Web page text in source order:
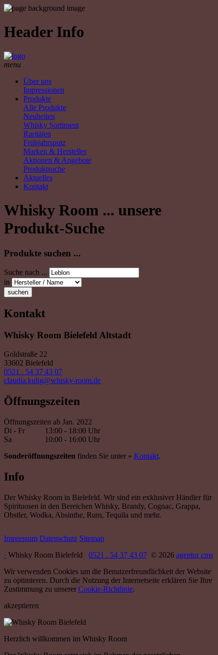
Header Info
menu
Über uns
Impressionen
Produkte
Alle Produkte
Neuheiten
Whisky Sortiment
Raritäten
Frühjahrsputz
Marken & Hersteller
Aktionen & Angebote
Produktsuche
Aktuelles
Kontakt
Whisky Room ... unsere
Produkt-Suche
Produkte suchen ...
Suche nach ...
in
suchen
Kontakt
Whisky Room Bielefeld Altstadt
Goldstraße 22
33602 Bielefeld
0521 . 54 37 43 07
claudia.kulig@whisky-room.de
Öffnungszeiten
Öffnungszeiten ab Jan. 2022
Di - Fr
13:00 - 18:00 Uhr
Sa
10:00 - 16:00 Uhr
Sonderöffnungszeiten finden Sie unter » Kontakt.
Info
Der Whisky Room in Bielefeld. Wir sind ein exklusiver Händler für
Spirituosen in den Bereichen Whisky, Brandy, Cognac, Grappa,
Obstler, Wodka, Absinthe, Rum, Tequila und mehr.
Impressum Datenschutz Sitemap
· Whisky Room Bielefeld 0521 . 54 37 43 07 © 2026 agentur cms
Wir verwenden Cookies um die Benutzerfreundlichkeit der Website
zu optimieren. Durch die Nutzung der Internetseite erklären Sie Ihre
Zustimmung zu unserer Cookie-Richtlinie.
akzeptieren
Herzlich willkommen im Whisky Room